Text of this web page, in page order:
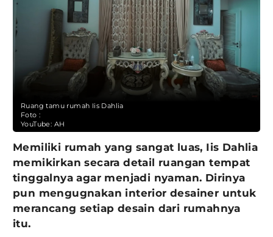
Ruang tamu rumah Iis Dahlia
Foto :
YouTube: AH
Memiliki rumah yang sangat luas, Iis Dahlia
memikirkan secara detail ruangan tempat
tinggalnya agar menjadi nyaman. Dirinya
pun mengugnakan interior desainer untuk
merancang setiap desain dari rumahnya
itu.